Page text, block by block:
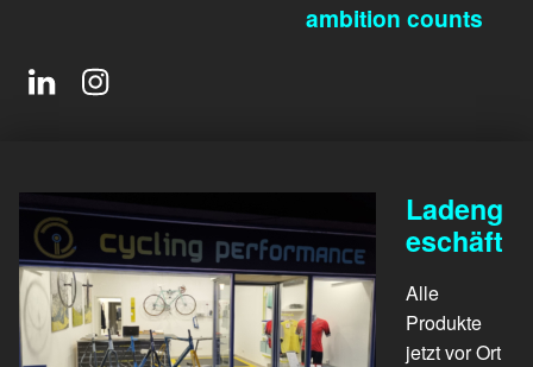
ambition counts
Ladeng
eschäft
Alle
Produkte
jetzt vor Ort